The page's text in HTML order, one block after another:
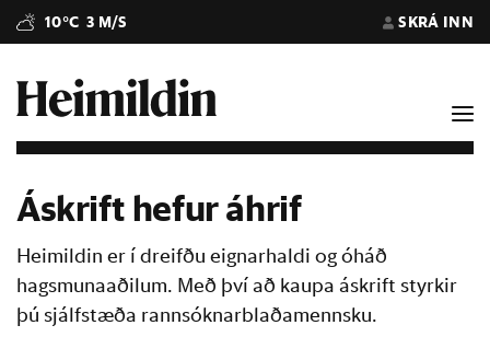
10°C 3 M/S SKRÁ INN
Áskrift hefur áhrif
Heimildin er í dreifðu eignarhaldi og óháð
hagsmunaaðilum. Með því að kaupa áskrift styrkir
þú sjálfstæða rannsóknarblaðamennsku.